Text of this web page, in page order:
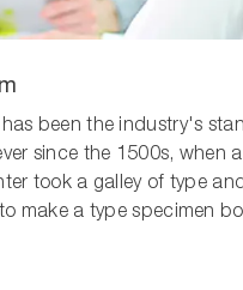
been the industry's
since the 1500s, when
took a galley of type
make a type specimen